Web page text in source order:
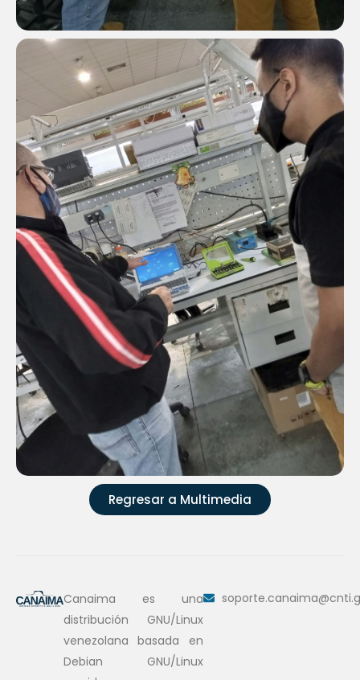
Regresar a Multimedia
Canaima es una
distribución GNU/Linux
venezolana basada en
Debian GNU/Linux